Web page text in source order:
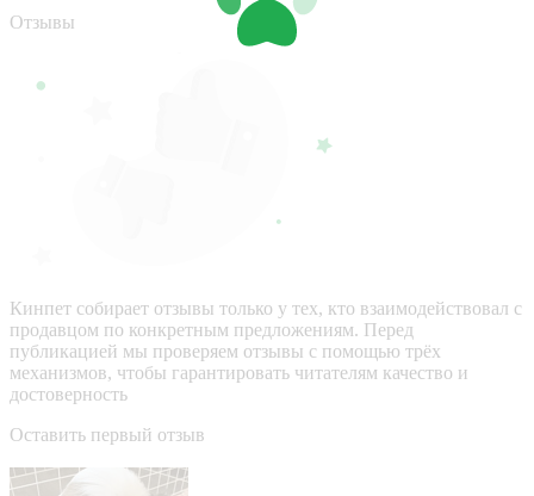
Отзывы
Кинпет собирает отзывы только у тех, кто взаимодействовал с
продавцом по конкретным предложениям. Перед
публикацией мы проверяем отзывы с помощью трёх
механизмов, чтобы гарантировать читателям качество и
достоверность
Оставить первый отзыв